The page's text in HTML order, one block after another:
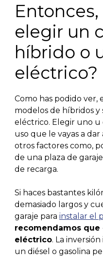
elegir un
híbrido o
eléctrico?
Como has podido ver,
modelos de híbridos y
eléctrico. Elegir uno
uso que le vayas a
otros factores como,
de una plaza de
de recarga.
Si haces bastantes
demasiado largos y
garaje para instalar el
recomendamos
eléctrico. La
un diésel o gasolina